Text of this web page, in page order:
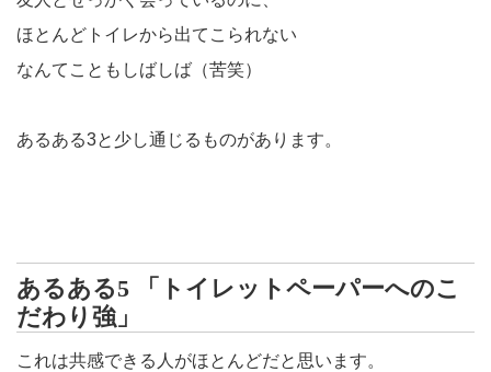
ほとんどトイレから出てこられない
なんてこともしばしば（苦笑）
あるある3と少し通じるものがあります。
あるある5 「トイレットペーパーへのこ
だわり強」
これは共感できる人がほとんどだと思います。